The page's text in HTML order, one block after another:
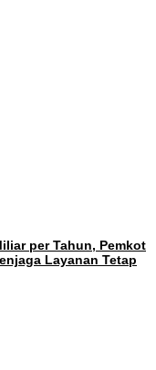
per Tahun, Pemkot
Layanan Tetap